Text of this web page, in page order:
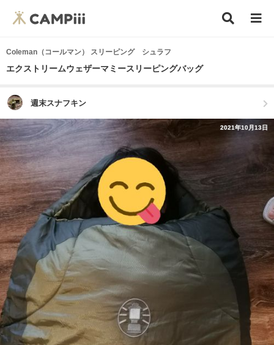
Coleman（コールマン） スリーピング シュラフ
エクストリームウェザーマミースリーピングバッグ
週末スナフキン
2021年10月13日